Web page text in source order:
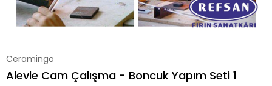
Ceramingo
Alevle Cam Çalışma - Boncuk Yapım Seti 1